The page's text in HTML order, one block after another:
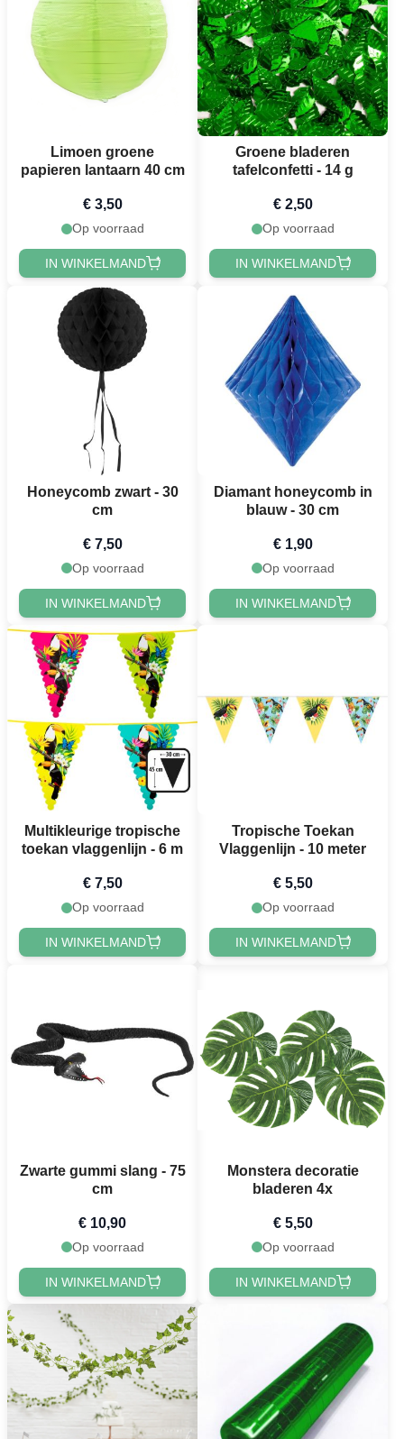
Limoen groene
papieren lantaarn 40 cm
€ 3,50
Op voorraad
IN WINKELMAND
Groene bladeren
tafelconfetti - 14 g
€ 2,50
Op voorraad
IN WINKELMAND
Honeycomb zwart - 30
cm
€ 7,50
Op voorraad
IN WINKELMAND
Diamant honeycomb in
blauw - 30 cm
€ 1,90
Op voorraad
IN WINKELMAND
Multikleurige tropische
toekan vlaggenlijn - 6 m
€ 7,50
Op voorraad
IN WINKELMAND
Tropische Toekan
Vlaggenlijn - 10 meter
€ 5,50
Op voorraad
IN WINKELMAND
Zwarte gummi slang - 75
cm
€ 10,90
Op voorraad
IN WINKELMAND
Monstera decoratie
bladeren 4x
€ 5,50
Op voorraad
IN WINKELMAND